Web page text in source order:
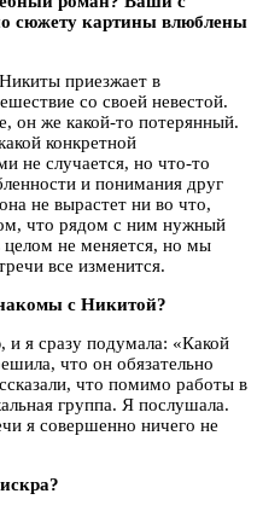
сюжету картины влюблены
приезжает в
со своей невестой.
он же какой-то потерянный.
конкретной
не случается, но что-то
и понимания друг
не вырастет ни во что,
что рядом с ним нужный
целом не меняется, но мы
все изменится.
с Никитой?
я сразу подумала: «Какой
что он обязательно
что помимо работы в
группа. Я послушала.
я совершенно ничего не